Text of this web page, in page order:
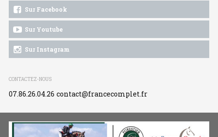
Sur Facebook
Sur Youtube
Sur Instagram
CONTACTEZ-NOUS
07.86.26.04.26 contact@francecomplet.fr